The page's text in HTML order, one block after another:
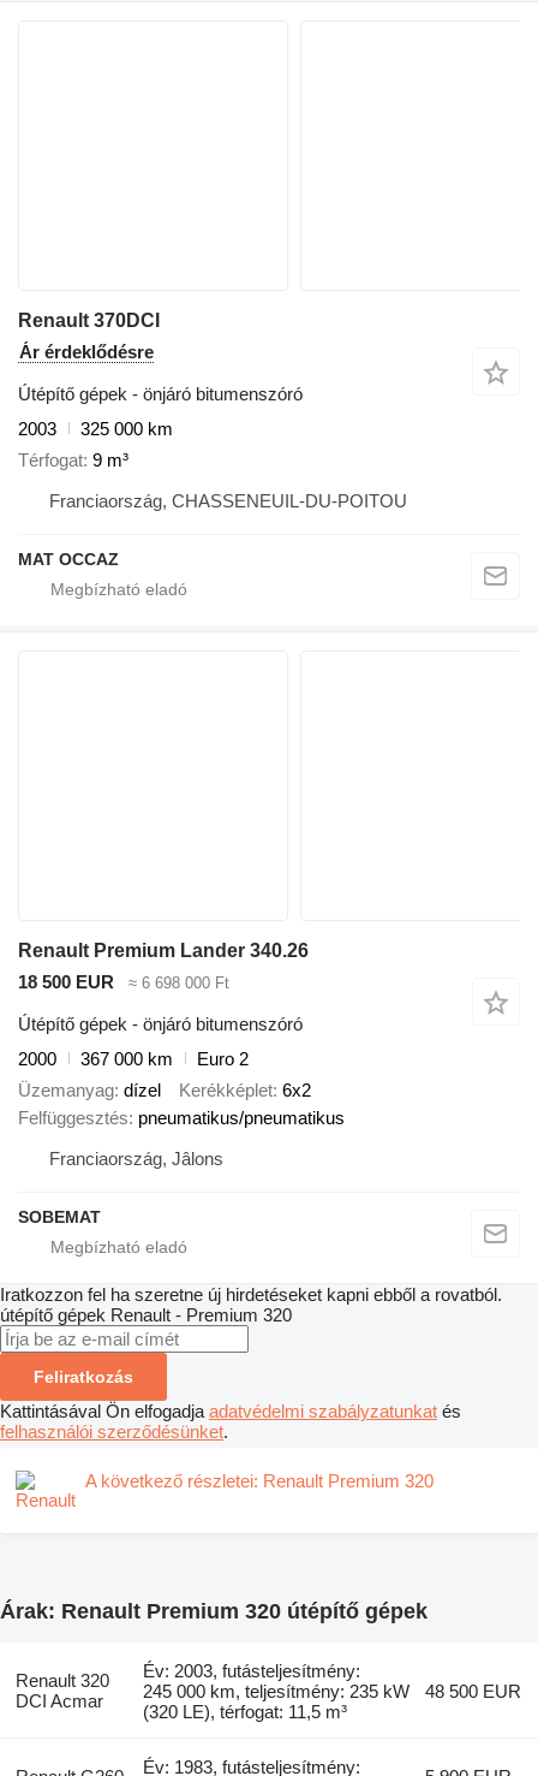
Renault 370DCI
Ár érdeklődésre
Útépítő gépek - önjáró bitumenszóró
2003
325 000 km
Térfogat 9 m³
Franciaország, CHASSENEUIL-DU-POITOU
MAT OCCAZ
Renault Premium Lander 340.26
18 500 EUR
≈ 6 698 000 Ft
Útépítő gépek - önjáró bitumenszóró
2000
367 000 km
Euro 2
Üzemanyag dízel Kerékképlet 6x2
Felfüggesztés pneumatikus/pneumatikus
Franciaország, Jâlons
SOBEMAT
Iratkozzon fel ha szeretne új hirdetéseket kapni ebből a rovatból.
útépítő gépek Renault - Premium 320
Feliratkozás
Kattintásával Ön elfogadja adatvédelmi szabályzatunkat és
felhasználói szerződésünket.
A következő részletei: Renault Premium 320
Árak: Renault Premium 320 útépítő gépek
Renault 320
DCI Acmar
Év: 2003, futásteljesítmény:
245 000 km, teljesítmény: 235 kW
(320 LE), térfogat: 11,5 m³
48 500 EUR
Év: 1983, futásteljesítmény: